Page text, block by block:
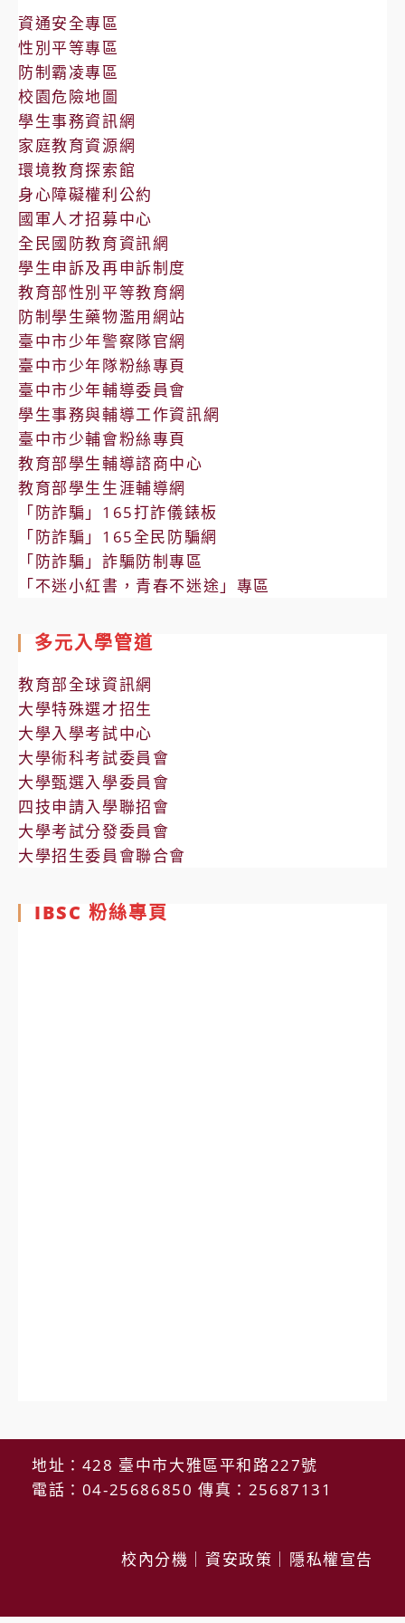
告
資通安全專區
性別平等專區
防制霸凌專區
校園危險地圖
學生事務資訊網
家庭教育資源網
環境教育探索館
身心障礙權利公約
國軍人才招募中心
全民國防教育資訊網
學生申訴及再申訴制度
教育部性別平等教育網
防制學生藥物濫用網站
臺中市少年警察隊官網
臺中市少年隊粉絲專頁
臺中市少年輔導委員會
學生事務與輔導工作資訊網
臺中市少輔會粉絲專頁
教育部學生輔導諮商中心
教育部學生生涯輔導網
「防詐騙」165打詐儀錶板
「防詐騙」165全民防騙網
「防詐騙」詐騙防制專區
「不迷小紅書，青春不迷途」專區
多元入學管道
教育部全球資訊網
大學特殊選才招生
大學入學考試中心
大學術科考試委員會
大學甄選入學委員會
四技申請入學聯招會
大學考試分發委員會
大學招生委員會聯合會
IBSC 粉絲專頁
地址：428 臺中市大雅區平和路227號
電話：04-25686850 傳真：25687131
校內分機 資安政策 隱私權宣告